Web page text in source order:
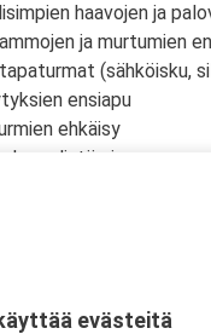
haavojen ja
ja murtumien
(sähköisku,
ensiapu
ehkäisy
edistäminen
etäkoulutus.
evästeitä